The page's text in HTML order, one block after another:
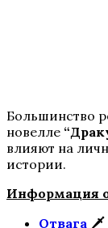
Пришествие
Большинство
новелле
влияют на
истории.
Информация о
Отвага 🗡️